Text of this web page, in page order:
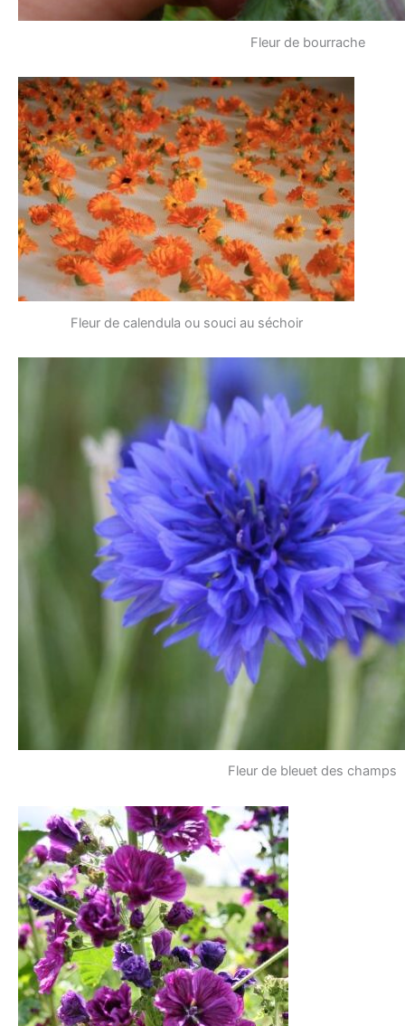
Fleur de bourrache
Fleur de calendula ou souci au séchoir
Fleur de bleuet des champs